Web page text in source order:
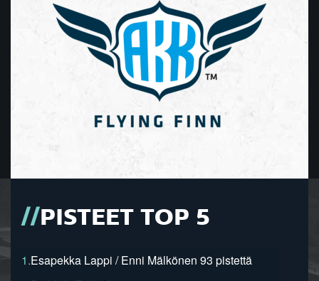
PISTEET TOP 5
1.Esapekka Lappi / Enni Mälkönen 93 pistettä